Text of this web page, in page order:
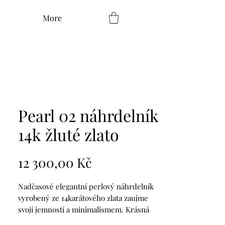
More
Pearl 02 náhrdelník
14k žluté zlato
12 300,00 Kč
Nadčasově elegantní perlový náhrdelník
vyrobený ze 14karátového zlata zaujme
svojí jemností a minimalismem. Krásná